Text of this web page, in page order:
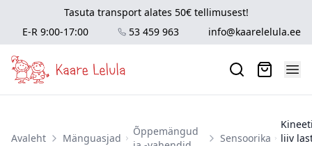
Tasuta transport alates 50€ tellimusest!
E-R 9:00-17:00
53 459 963 info@kaarelelula.ee
Avaleht Mänguasjad
Õppemängud
Sensoorika
liiv